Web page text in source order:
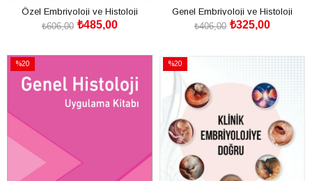
Özel Embriyoloji ve Histoloji
Uygulama Atlası
₺485,00
₺606,00
Genel Embriyoloji ve Histoloji
Uygulama / Teknikler Kitabı
₺325,00
₺406,00
%20
İndirim
%20İndirim
%20
%20İndirim